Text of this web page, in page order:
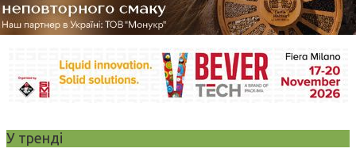
У тренді